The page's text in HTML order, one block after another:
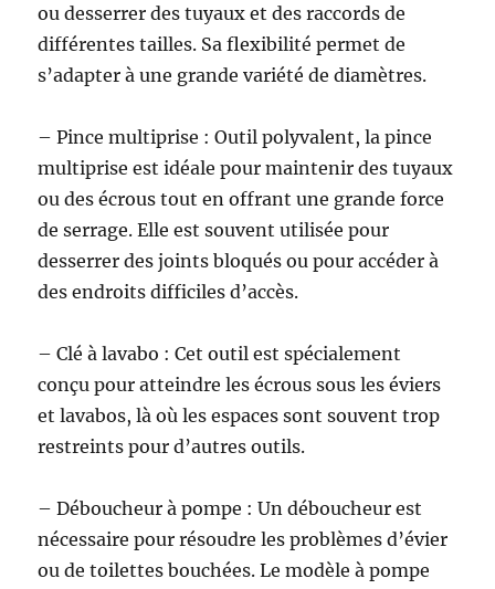
ou desserrer des tuyaux et des raccords de
différentes tailles. Sa flexibilité permet de
s’adapter à une grande variété de diamètres.
– Pince multiprise : Outil polyvalent, la pince
multiprise est idéale pour maintenir des tuyaux
ou des écrous tout en offrant une grande force
de serrage. Elle est souvent utilisée pour
desserrer des joints bloqués ou pour accéder à
des endroits difficiles d’accès.
– Clé à lavabo : Cet outil est spécialement
conçu pour atteindre les écrous sous les éviers
et lavabos, là où les espaces sont souvent trop
restreints pour d’autres outils.
– Déboucheur à pompe : Un déboucheur est
nécessaire pour résoudre les problèmes d’évier
ou de toilettes bouchées. Le modèle à pompe